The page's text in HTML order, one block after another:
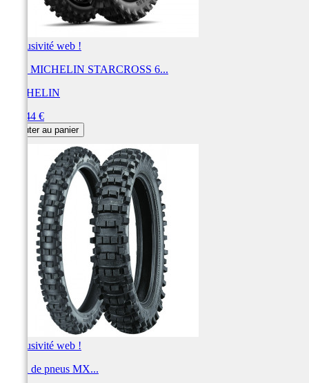
Exclusivité web !
Pneu MICHELIN STARCROSS 6...
MICHELIN
166,44 €
Ajouter au panier
Exclusivité web !
Train de pneus MX...